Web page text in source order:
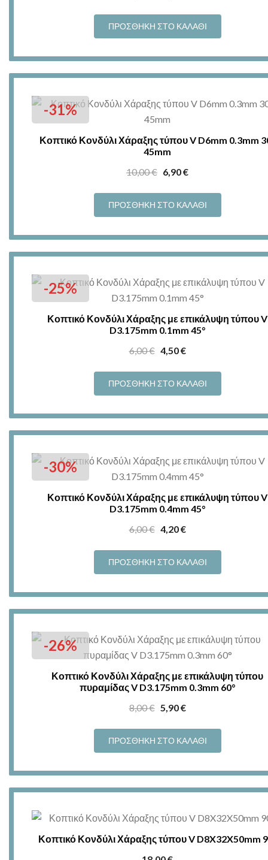
was:
10,00 €.
τιμή
είναι:
7,90 €.
ΠΡΟΣΘΉΚΗ ΣΤΟ ΚΑΛΆΘΙ
-31%
Κοπτικό Κονδύλι Χάραξης τύπου V D6mm 0.3mm
45mm
10,00€ Original
was:
10,00 €.
6,90€Η
τιμή
είναι:
6,90 €.
ΠΡΟΣΘΉΚΗ ΣΤΟ ΚΑΛΆΘΙ
-25%
Κοπτικό Κονδύλι Χάραξης με επικάλυψη τύπου V
D3.175mm 0.1mm 45°
6,00€ Original
was:
6,00 €.
4,50€Η
τιμή
είναι:
4,50 €.
ΠΡΟΣΘΉΚΗ ΣΤΟ ΚΑΛΆΘΙ
-30%
Κοπτικό Κονδύλι Χάραξης με επικάλυψη τύπου V
D3.175mm 0.4mm 45°
6,00€ Original
was:
6,00 €.
4,20€Η
τιμή
είναι:
4,20 €.
ΠΡΟΣΘΉΚΗ ΣΤΟ ΚΑΛΆΘΙ
-26%
Κοπτικό Κονδύλι Χάραξης με επικάλυψη τύπου
πυραμίδας V D3.175mm 0.3mm 60°
8,00€ Original
was:
8,00 €.
5,90€Η
τιμή
είναι:
5,90 €.
ΠΡΟΣΘΉΚΗ ΣΤΟ ΚΑΛΆΘΙ
Κοπτικό Κονδύλι Χάραξης τύπου V D8X32X50mm